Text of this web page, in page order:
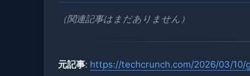
（関連記事はまだありません）
元記事: https://techcrunch.com/2026/03/